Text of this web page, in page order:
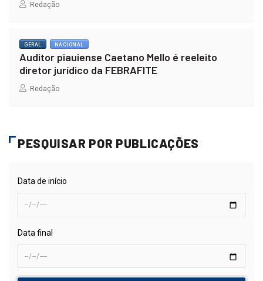
Redação
GERAL NACIONAL
Auditor piauiense Caetano Mello é reeleito
diretor jurídico da FEBRAFITE
Redação
PESQUISAR POR PUBLICAÇÕES
Data de início
Data final